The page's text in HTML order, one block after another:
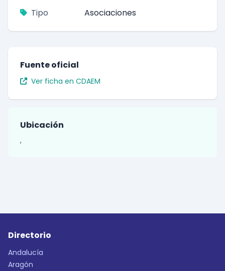
Tipo Asociaciones
Fuente oficial
Ver ficha en CDAEM
Ubicación
,
Directorio
Andalucía
Aragón